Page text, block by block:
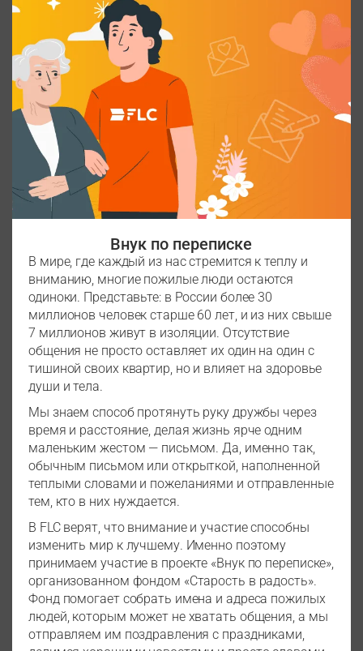
Внук по переписке
В мире, где каждый из нас стремится к теплу и
вниманию, многие пожилые люди остаются
одиноки. Представьте: в России более 30
миллионов человек старше 60 лет, и из них свыше
7 миллионов живут в изоляции. Отсутствие
общения не просто оставляет их один на один с
тишиной своих квартир, но и влияет на здоровье
души и тела.
Мы знаем способ протянуть руку дружбы через
время и расстояние, делая жизнь ярче одним
маленьким жестом — письмом. Да, именно так,
обычным письмом или открыткой, наполненной
теплыми словами и пожеланиями и отправленные
тем, кто в них нуждается.
В FLC верят, что внимание и участие способны
изменить мир к лучшему. Именно поэтому
принимаем участие в проекте «Внук по переписке»,
организованном фондом «Старость в радость».
Фонд помогает собрать имена и адреса пожилых
людей, которым может не хватать общения, а мы
отправляем им поздравления с праздниками,